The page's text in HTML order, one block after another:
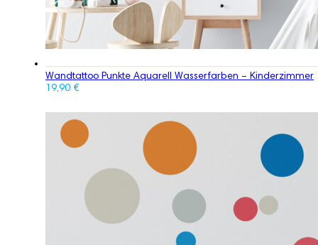
Wandtattoo Punkte Aquarell Wasserfarben – Kinderzimmer
19,90 €